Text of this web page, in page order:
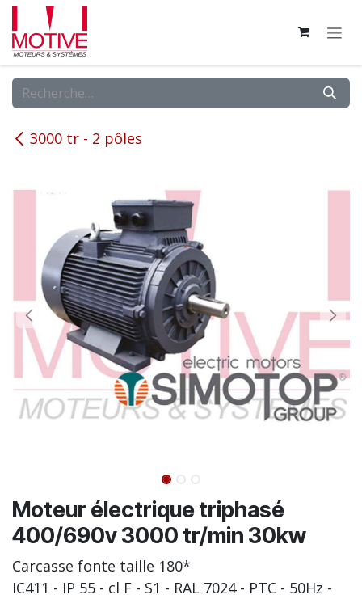
Se rendre au contenu
3000 tr - 2 pôles
Moteur électrique triphasé
400/690v 3000 tr/min 30kw
Carcasse fonte taille 180*
IC411 - IP 55 - cl F - S1 - RAL 7024 - PTC - 50Hz -